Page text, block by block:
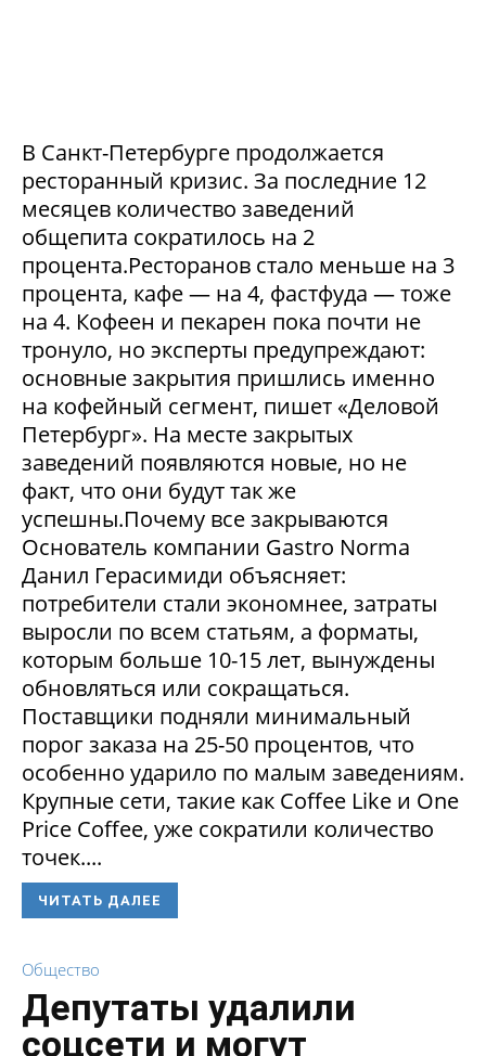
В Санкт-Петербурге продолжается
ресторанный кризис. За последние 12
месяцев количество заведений
общепита сократилось на 2
процента.Ресторанов стало меньше на 3
процента, кафе — на 4, фастфуда — тоже
на 4. Кофеен и пекарен пока почти не
тронуло, но эксперты предупреждают:
основные закрытия пришлись именно
на кофейный сегмент, пишет «Деловой
Петербург». На месте закрытых
заведений появляются новые, но не
факт, что они будут так же
успешны.Почему все закрываются
Основатель компании Gastro Norma
Данил Герасимиди объясняет:
потребители стали экономнее, затраты
выросли по всем статьям, а форматы,
которым больше 10-15 лет, вынуждены
обновляться или сокращаться.
Поставщики подняли минимальный
порог заказа на 25-50 процентов, что
особенно ударило по малым заведениям.
Крупные сети, такие как Coffee Like и One
Price Coffee, уже сократили количество
точек....
ЧИТАТЬ ДАЛЕЕ
Общество
Депутаты удалили
соцсети и могут